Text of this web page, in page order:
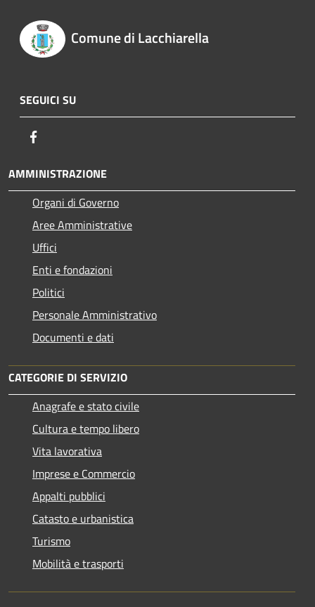
Comune di Lacchiarella
SEGUICI SU
AMMINISTRAZIONE
Organi di Governo
Aree Amministrative
Uffici
Enti e fondazioni
Politici
Personale Amministrativo
Documenti e dati
CATEGORIE DI SERVIZIO
Anagrafe e stato civile
Cultura e tempo libero
Vita lavorativa
Imprese e Commercio
Appalti pubblici
Catasto e urbanistica
Turismo
Mobilità e trasporti